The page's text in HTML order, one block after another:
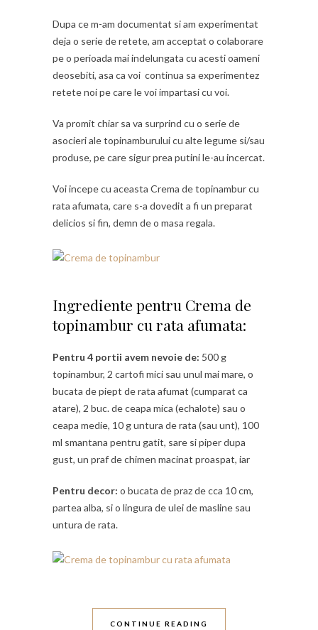
Dupa ce m-am documentat si am experimentat
deja o serie de retete, am acceptat o colaborare
pe o perioada mai indelungata cu acesti oameni
deosebiti, asa ca voi continua sa experimentez
retete noi pe care le voi impartasi cu voi.
Va promit chiar sa va surprind cu o serie de
asocieri ale topinamburului cu alte legume si/sau
produse, pe care sigur prea putini le-au incercat.
Voi incepe cu aceasta Crema de topinambur cu
rata afumata, care s-a dovedit a fi un preparat
delicios si fin, demn de o masa regala.
Ingrediente pentru Crema de
topinambur cu rata afumata:
Pentru 4 portii avem nevoie de: 500 g
topinambur, 2 cartofi mici sau unul mai mare, o
bucata de piept de rata afumat (cumparat ca
atare), 2 buc. de ceapa mica (echalote) sau o
ceapa medie, 10 g untura de rata (sau unt), 100
ml smantana pentru gatit, sare si piper dupa
gust, un praf de chimen macinat proaspat, iar
Pentru decor: o bucata de praz de cca 10 cm,
partea alba, si o lingura de ulei de masline sau
untura de rata.
CONTINUE READING